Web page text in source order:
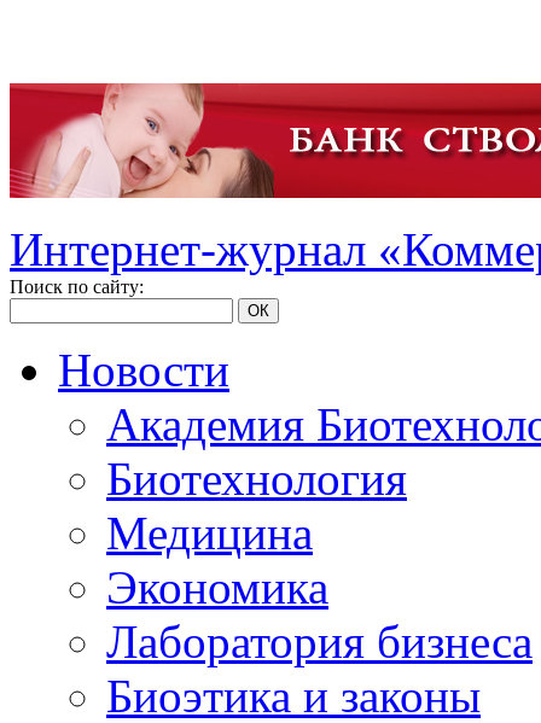
Интернет-журнал
Поиск по сайту:
ОК
Новости
Академия
Биотехнология
Медицина
Экономика
Лаборатория бизнеса
Биоэтика и законы